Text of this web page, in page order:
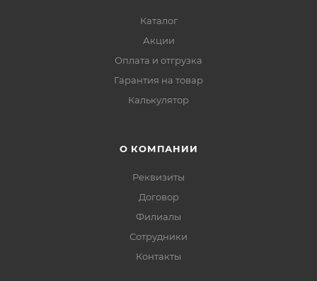
Каталог
Акции
Оплата и отгрузка
Гарантия на товар
Калькулятор
О КОМПАНИИ
Реквизиты
Договор
Филиалы
Сотрудники
Контакты